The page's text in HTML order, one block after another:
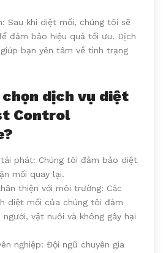
Sau khi diệt mối, chúng tôi sẽ
đảm bảo hiệu quả tối ưu. Dịch
bạn yên tâm về tình trạng
dịch vụ diệt
Control
phát: Chúng tôi đảm bảo diệt
mối quay lại.
thiện với môi trường: Các
diệt mối của chúng tôi đảm
vật nuôi và không gây hại
nghiệp: Đội ngũ chuyên gia